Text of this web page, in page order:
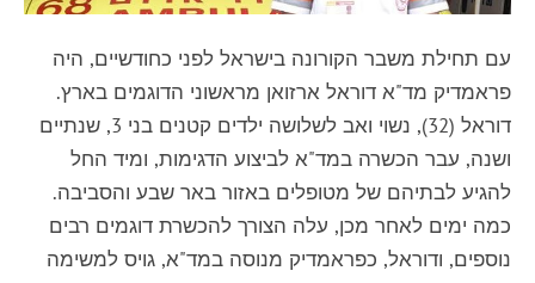
עם תחילת משבר הקורונה בישראל לפני כחודשיים, היה
פראמדיק מד"א דוראל ארזואן מראשוני הדוגמים בארץ.
דוראל (32), נשוי ואב לשלושה ילדים קטנים בני 3, שנתיים
ושנה, עבר הכשרה במד"א לביצוע הדגימות, ומיד החל
להגיע לבתיהם של מטופלים באזור באר שבע והסביבה.
כמה ימים לאחר מכן, עלה הצורך להכשרת דוגמים רבים
נוספים, ודוראל, כפראמדיק מנוסה במד"א, גויס למשימה